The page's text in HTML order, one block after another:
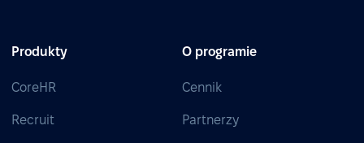
Produkty
CoreHR
Recruit
O programie
Cennik
Partnerzy